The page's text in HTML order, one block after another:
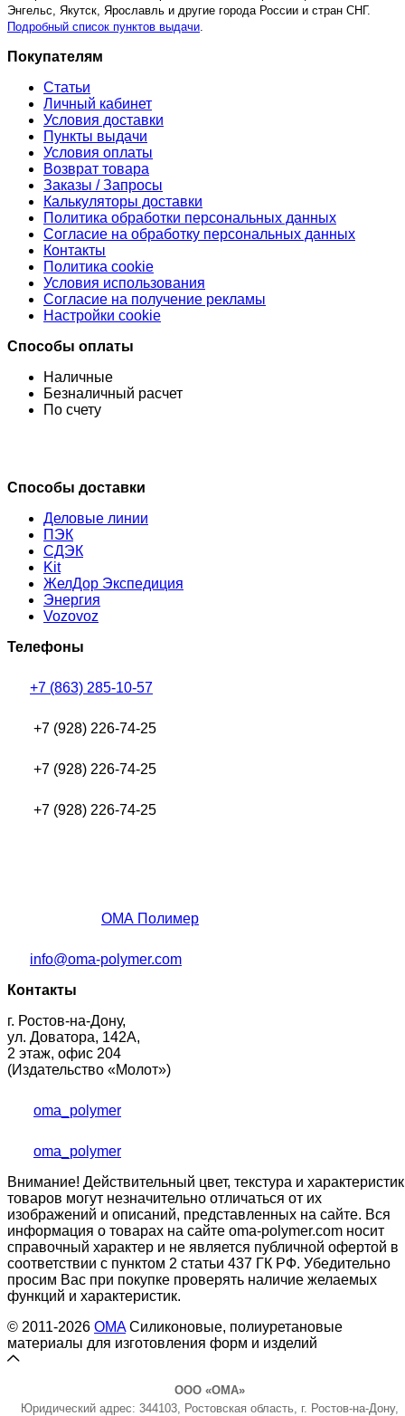
Энгельс, Якутск, Ярославль и другие города России и стран СНГ.
Подробный список пунктов выдачи
Покупателям
Статьи
Личный кабинет
Условия доставки
Пункты выдачи
Условия оплаты
Возврат товара
Заказы / Запросы
Калькуляторы доставки
Политика обработки персональных данных
Согласие на обработку персональных данных
Контакты
Политика cookie
Условия использования
Согласие на получение рекламы
Настройки cookie
Способы оплаты
Наличные
Безналичный расчет
По счету
Способы доставки
Деловые линии
ПЭК
СДЭК
Kit
ЖелДор Экспедиция
Энергия
Vozovoz
Телефоны
+7 (863) 285-10-57
+7 (928) 226-74-25
+7 (928) 226-74-25
+7 (928) 226-74-25
ОМА Полимер
info@oma-polymer.com
Контакты
г. Ростов-на-Дону,
ул. Доватора, 142А,
2 этаж, офис 204
(Издательство «Молот»)
oma_polymer
oma_polymer
Внимание! Действительный цвет, текстура и
товаров могут незначительно отличаться от их
изображений и описаний, представленных на сайте. Вся
информация о товарах на сайте oma-polymer.com носит
справочный характер и не является публичной офертой в
соответствии с пунктом 2 статьи 437 ГК РФ. Убедительно
просим Вас при покупке проверять наличие желаемых
функций и характеристик.
© 2011-2026 OMAСиликоновые, полиуретановые
материалы для изготовления форм и изделий
ООО «ОМА»
Юридический адрес: 344103, Ростовская область, г. Ростов-на-Дону,